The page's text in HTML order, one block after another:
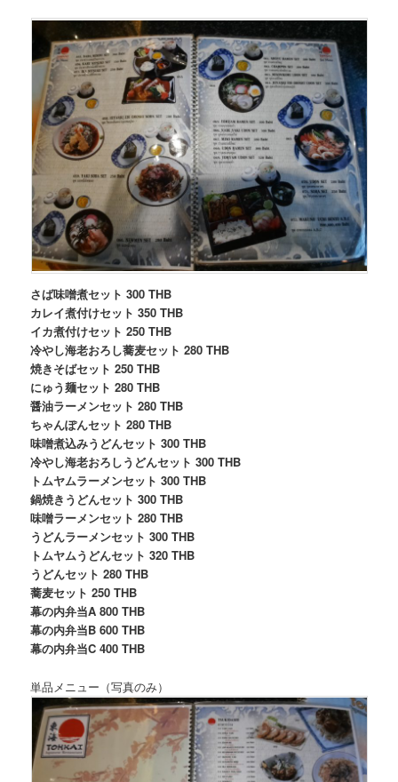
さば味噌煮セット 300 THB
カレイ煮付けセット 350 THB
イカ煮付けセット 250 THB
冷やし海老おろし蕎麦セット 280 THB
焼きそばセット 250 THB
にゅう麺セット 280 THB
醤油ラーメンセット 280 THB
ちゃんぽんセット 280 THB
味噌煮込みうどんセット 300 THB
冷やし海老おろしうどんセット 300 THB
トムヤムラーメンセット 300 THB
鍋焼きうどんセット 300 THB
味噌ラーメンセット 280 THB
うどんラーメンセット 300 THB
トムヤムうどんセット 320 THB
うどんセット 280 THB
蕎麦セット 250 THB
幕の内弁当A 800 THB
幕の内弁当B 600 THB
幕の内弁当C 400 THB
単品メニュー（写真のみ）